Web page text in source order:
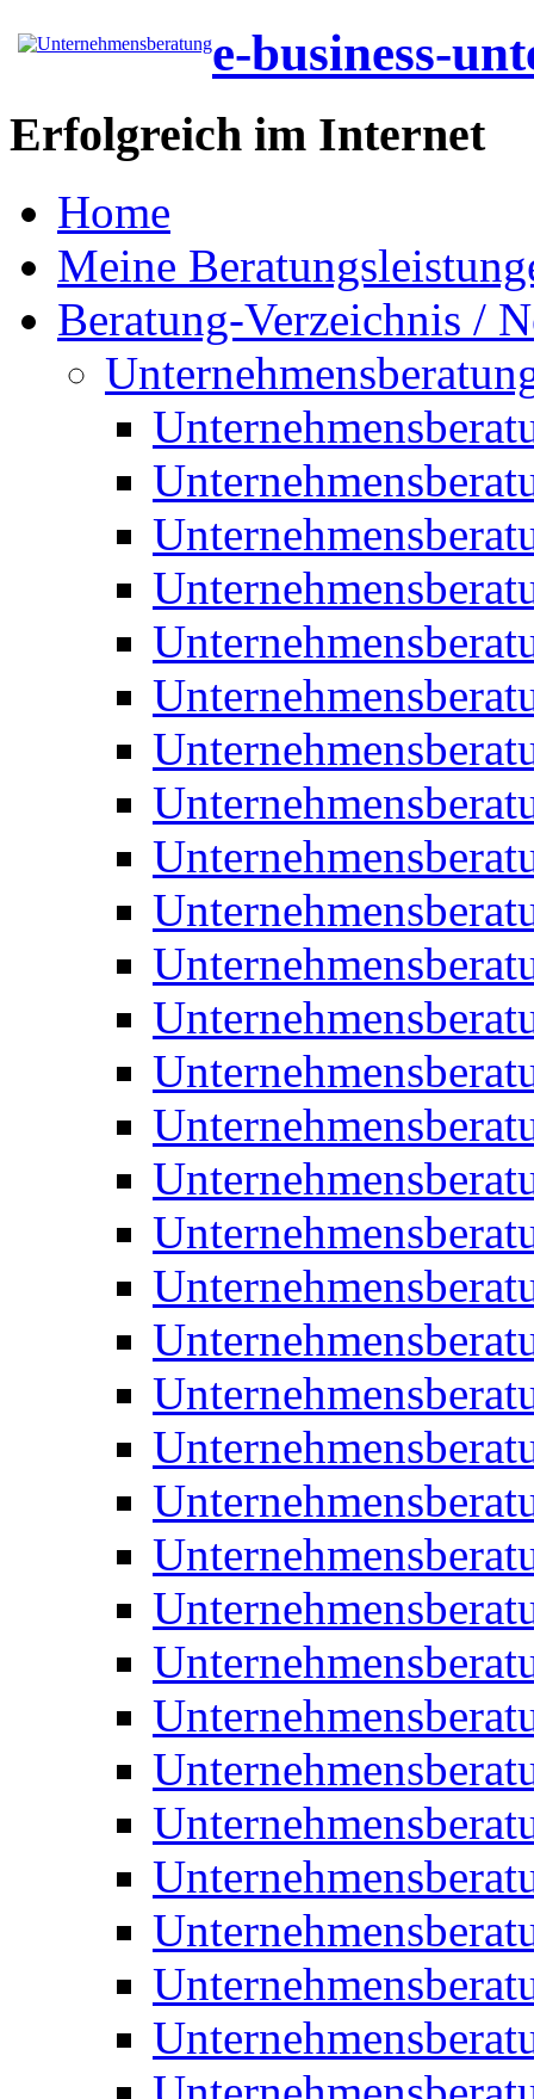
e-business-
Erfolgreich im Internet
Home
Meine
Beratung-Verzeichnis /